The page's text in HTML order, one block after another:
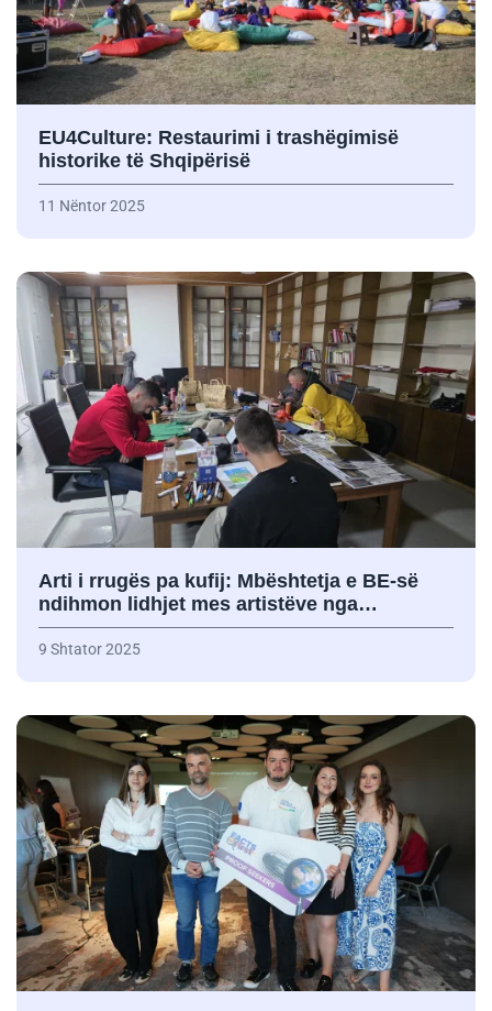
EU4Culture: Restaurimi i trashëgimisë
historike të Shqipërisë
11 Nëntor 2025
Arti i rrugës pa kufij: Mbështetja e BE-së
ndihmon lidhjet mes artistëve nga…
9 Shtator 2025